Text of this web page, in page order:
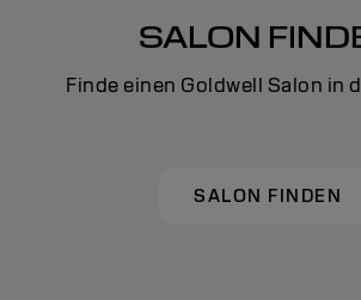
SALON
Finde einen Goldwell Salon in
SALON FINDEN